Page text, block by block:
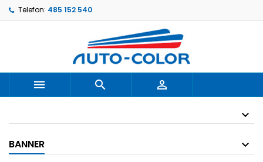
Telefon: 485 152 540
  
BANNER